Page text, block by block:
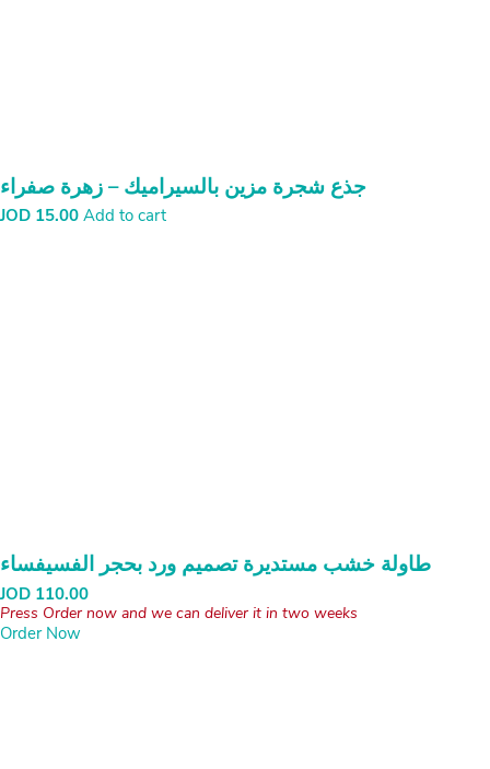
جذع شجرة مزين بالسيراميك – زهرة صفراء
JOD 15.00 Add to cart
طاولة خشب مستديرة تصميم ورد بحجر الفسيفساء
JOD 110.00
Press Order now and we can deliver it in two weeks
Order Now